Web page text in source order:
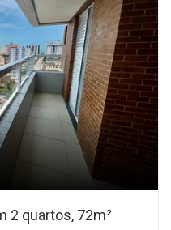
2 quartos, 72m²